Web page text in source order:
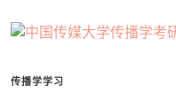
传播学学习